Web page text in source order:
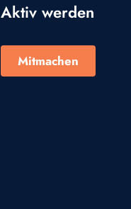
Aktiv werden
Mitmachen